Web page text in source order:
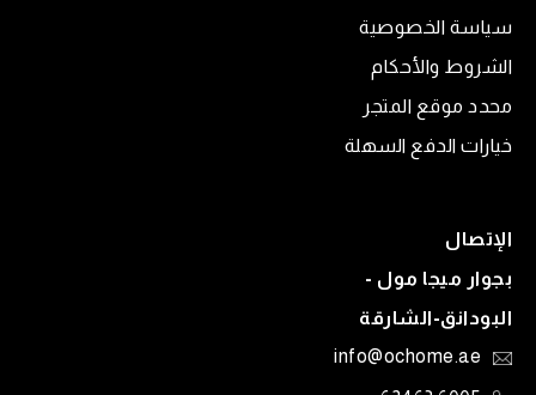
سياسة الخصوصية
الشروط والأحكام
محدد موقع المتجر
خيارات الدفع السهلة
الإتصال
بجوار ميجا مول -
البودانق-الشارقة
info@ochome.ae